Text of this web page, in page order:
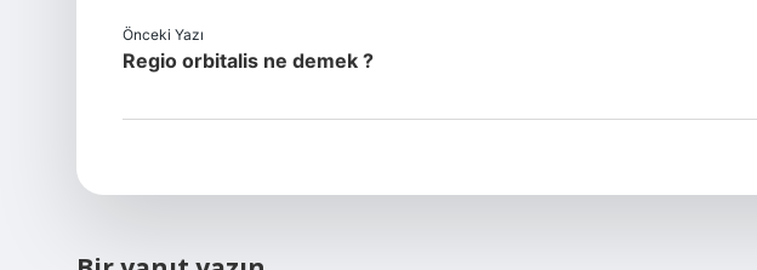
Önceki Yazı
Regio orbitalis ne demek ?